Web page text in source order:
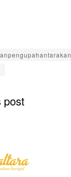
post